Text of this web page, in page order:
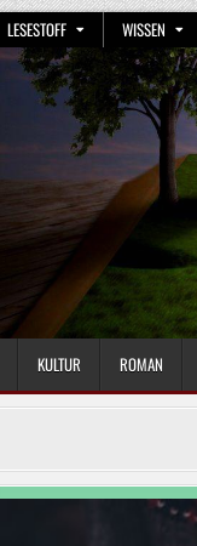
LESESTOFF WISSEN
KULTUR ROMAN